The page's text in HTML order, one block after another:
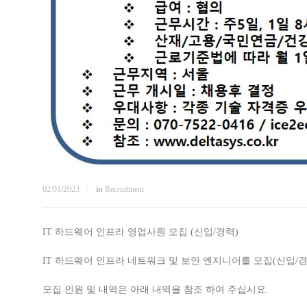
02/01/2023 in Recruitment
IT 하드웨어 인프라 영업사원 모집 (신입/경력)
IT 하드웨어 인프라 네트워크 및 보안 엔지니어를 모집(신입/
모집 인원 및 내역은 아래 내역을 참조 하여 주십시요.